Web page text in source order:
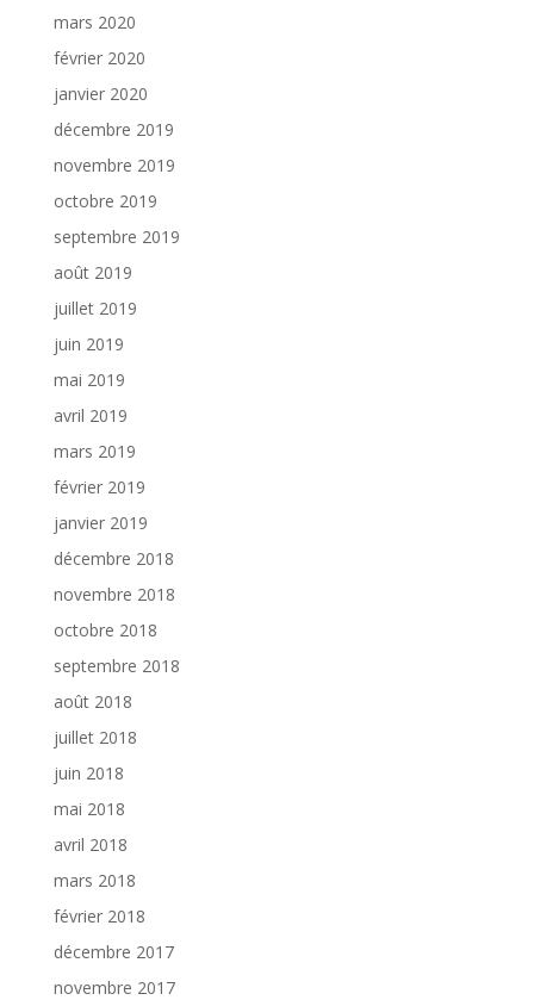
mars 2020
février 2020
janvier 2020
décembre 2019
novembre 2019
octobre 2019
septembre 2019
août 2019
juillet 2019
juin 2019
mai 2019
avril 2019
mars 2019
février 2019
janvier 2019
décembre 2018
novembre 2018
octobre 2018
septembre 2018
août 2018
juillet 2018
juin 2018
mai 2018
avril 2018
mars 2018
février 2018
décembre 2017
novembre 2017